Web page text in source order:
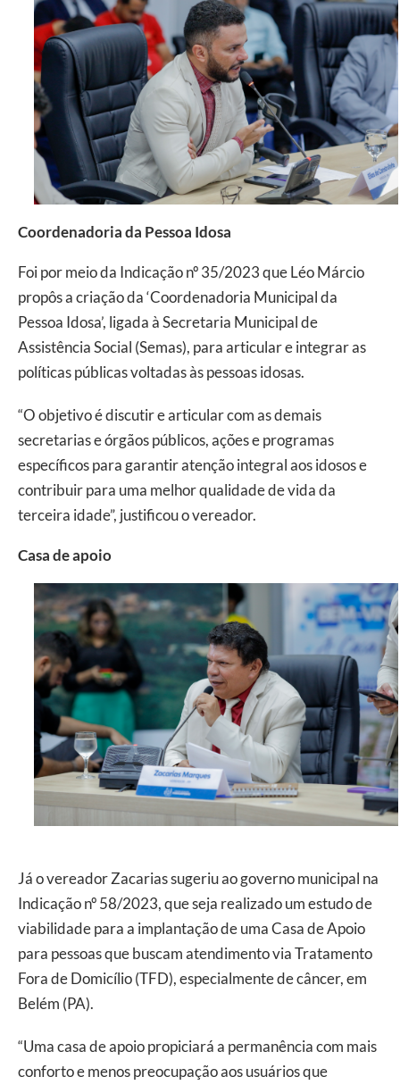
Coordenadoria da Pessoa Idosa
Foi por meio da Indicação nº 35/2023 que Léo Márcio
propôs a criação da ‘Coordenadoria Municipal da
Pessoa Idosa’, ligada à Secretaria Municipal de
Assistência Social (Semas), para articular e integrar as
políticas públicas voltadas às pessoas idosas.
“O objetivo é discutir e articular com as demais
secretarias e órgãos públicos, ações e programas
específicos para garantir atenção integral aos idosos e
contribuir para uma melhor qualidade de vida da
terceira idade”, justificou o vereador.
Casa de apoio
Já o vereador Zacarias sugeriu ao governo municipal na
Indicação nº 58/2023, que seja realizado um estudo de
viabilidade para a implantação de uma Casa de Apoio
para pessoas que buscam atendimento via Tratamento
Fora de Domicílio (TFD), especialmente de câncer, em
Belém (PA).
“Uma casa de apoio propiciará a permanência com mais
conforto e menos preocupação aos usuários que